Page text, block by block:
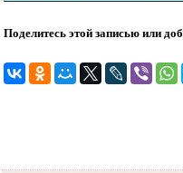
Поделитесь этой записью или